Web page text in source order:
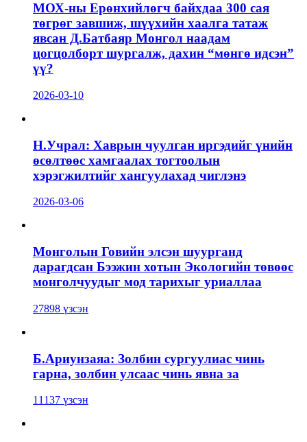
МОХ-ны Ерөнхийлөгч байхдаа 300 сая
төгрөг завшиж, шүүхийн хаалга татаж
явсан Д.Батбаяр Монгол наадам
цогцолборт шургалж, дахин “мөнгө идсэн”
үү?
2026-03-10
Н.Учрал: Хаврын чуулган иргэдийг үнийн
өсөлтөөс хамгаалах тогтоолын
хэрэгжилтийг хангуулахад чиглэнэ
2026-03-06
Монголын Говийн элсэн шуурганд
дарагдсан Бээжин хотын Экологийн төвөөс
монголчуудыг мод тарихыг уриаллаа
27898 үзсэн
Б.Ариунзаяа: Золбин сургуулиас чинь
гарна, золбин улсаас чинь явна за
11137 үзсэн